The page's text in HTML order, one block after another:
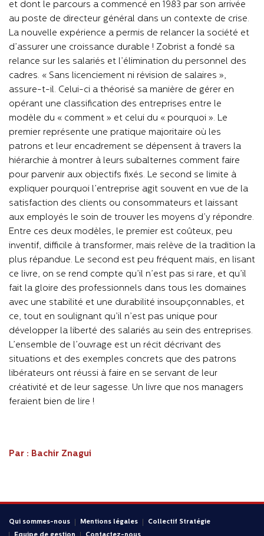
et dont le parcours a commencé en 1983 par son arrivée
au poste de directeur général dans un contexte de crise.
La nouvelle expérience a permis de relancer la société et
d’assurer une croissance durable ! Zobrist a fondé sa
relance sur les salariés et l’élimination du personnel des
cadres. « Sans licenciement ni révision de salaires »,
assure-t-il. Celui-ci a théorisé sa manière de gérer en
opérant une classification des entreprises entre le
modèle du « comment » et celui du « pourquoi ». Le
premier représente une pratique majoritaire où les
patrons et leur encadrement se dépensent à travers la
hiérarchie à montrer à leurs subalternes comment faire
pour parvenir aux objectifs fixés. Le second se limite à
expliquer pourquoi l’entreprise agit souvent en vue de la
satisfaction des clients ou consommateurs et laissant
aux employés le soin de trouver les moyens d’y répondre.
Entre ces deux modèles, le premier est coûteux, peu
inventif, difficile à transformer, mais relève de la tradition la
plus répandue. Le second est peu fréquent mais, en lisant
ce livre, on se rend compte qu’il n’est pas si rare, et qu’il
fait la gloire des professionnels dans tous les domaines
avec une stabilité et une durabilité insoupçonnables, et
ce, tout en soulignant qu’il n’est pas unique pour
développer la liberté des salariés au sein des entreprises.
L’ensemble de l’ouvrage est un récit décrivant des
situations et des exemples concrets que des patrons
libérateurs ont réussi à faire en se servant de leur
créativité et de leur sagesse. Un livre que nos managers
feraient bien de lire !
Par : Bachir Znagui
Qui sommes-nous Mentions légales
Collectif Stratégie